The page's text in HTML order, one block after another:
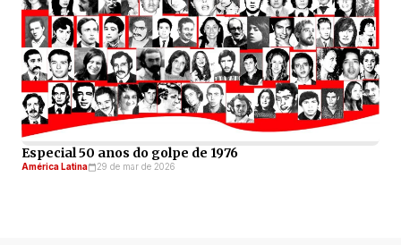
Especial 50 anos do golpe de 1976
América Latina 29 de mar de 2026